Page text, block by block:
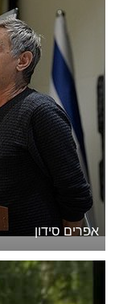
אפרים סידון